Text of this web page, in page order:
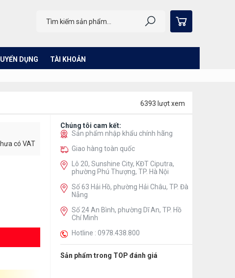
DỤNG TÀI KHOẢN
6393 lượt xem
có VAT
Chúng tôi cam kết:
Sản phẩm nhập khẩu chính hãng
Giao hàng toàn quốc
Lô 20, Sunshine City, KĐT Ciputra,
phường Phú Thượng, TP. Hà Nội
Số 63 Hải Hồ, phường Hải Châu, TP. Đà
Nẵng
Số 24 An Bình, phường Dĩ An, TP. Hồ
Chí Minh
Hotline : 0978.438.800
Sản phẩm trong TOP đánh giá